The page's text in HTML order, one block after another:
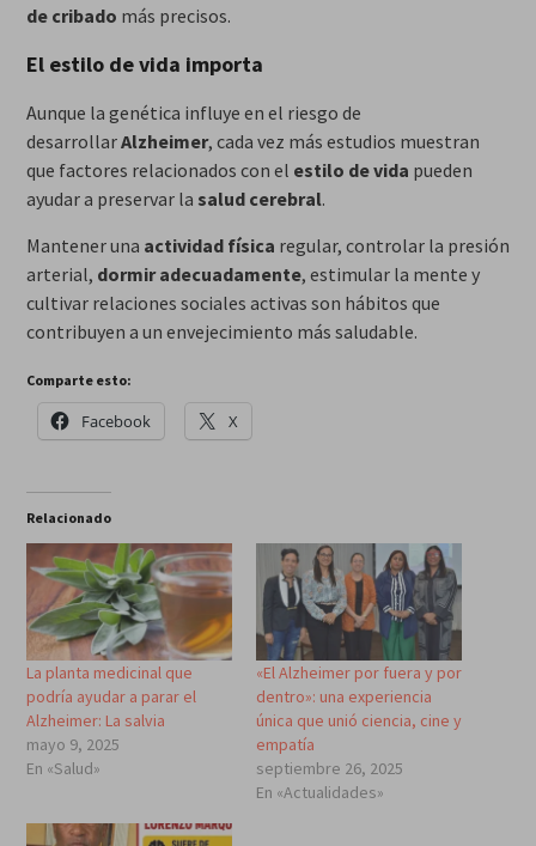
de cribado más precisos.
El estilo de vida importa
Aunque la genética influye en el riesgo de
desarrollarAlzheimer, cada vez más estudios muestran
que factores relacionados con el estilo de vida pueden
ayudar a preservar la salud cerebral.
Mantener una actividad física regular, controlar la presión
arterial, dormir adecuadamente, estimular la mente y
cultivar relaciones sociales activas son hábitos que
contribuyen a un envejecimiento más saludable.
Comparte esto:
Facebook X
Relacionado
La planta medicinal que
podría ayudar a parar el
Alzheimer: La salvia
mayo 9, 2025
En «Salud»
«El Alzheimer por fuera y por
dentro»: una experiencia
única que unió ciencia, cine y
empatía
septiembre 26, 2025
En «Actualidades»